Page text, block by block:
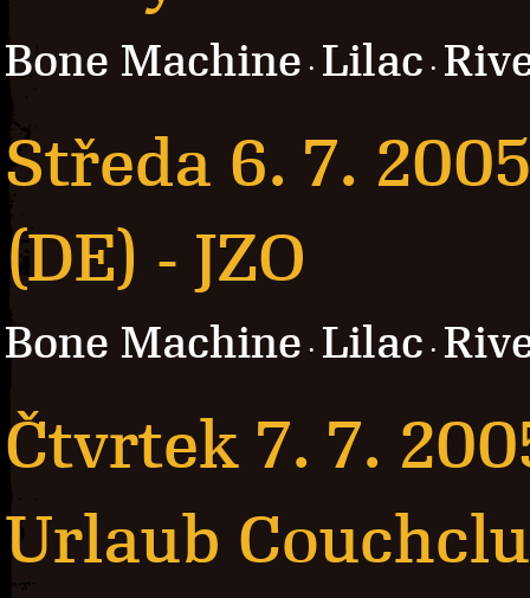
Bone Machine · Lilac ·
Středa 6. 7. 2005
(DE) - JZO
Bone Machine · Lilac ·
Čtvrtek 7. 7.
Urlaub